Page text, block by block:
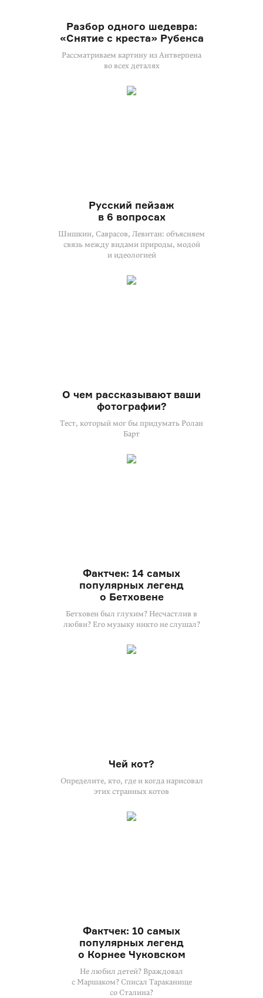
Разбор одного шедевра:
«Снятие с креста» Рубенса
Рассматриваем картину из Антверпена
во всех деталях
Русский пейзаж
в 6 вопросах
Шишкин, Саврасов, Левитан: объясняем
связь между видами природы, модой
и идеологией
О чем рассказывают ваши
фотографии?
Тест, который мог бы придумать Ролан
Барт
Фактчек: 14 самых
популярных легенд
о Бетховене
Бетховен был глухим? Несчастлив в
любви? Его музыку никто не слушал?
Чей кот?
Определите, кто, где и когда нарисовал
этих странных котов
Фактчек: 10 самых
популярных легенд
о Корнее Чуковском
Не любил детей? Враждовал
с Маршаком? Списал Тараканище
со Сталина?